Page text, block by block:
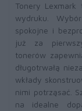
Tonery Lexmark
wydruku.
spokojne i
już za
tonerów
długotrwałą
wkłady
nimi potrząsać.
na idealne